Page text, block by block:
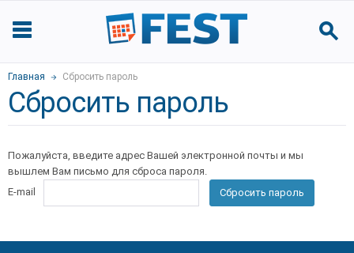
Главная Сбросить пароль
Сбросить пароль
Пожалуйста, введите адрес Вашей электронной почты и мы
вышлем Вам письмо для сброса пароля.
E-mail
Сбросить пароль